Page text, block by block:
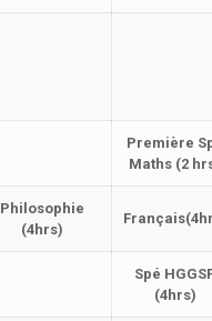
Première
Maths (2
Philosophie
(4hrs)
Spé
(4hrs)